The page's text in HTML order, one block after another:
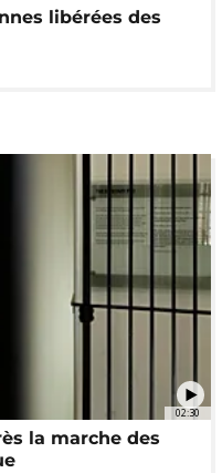
libérées des
02:30
la marche des